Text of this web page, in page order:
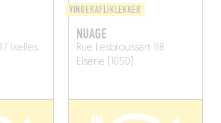
Ixelles
VINGERAFLIKLEKKER
NUAGE
Rue Lesbroussart 118
Elsene (1050)